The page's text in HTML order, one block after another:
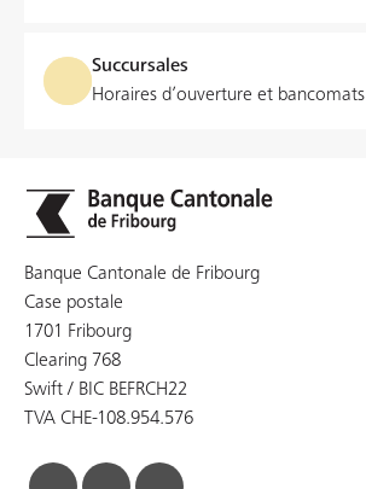
Succursales
Horaires d’ouverture et bancomats
Banque Cantonale de Fribourg
Case postale
1701 Fribourg
Clearing 768
Swift / BIC BEFRCH22
TVA CHE-108.954.576